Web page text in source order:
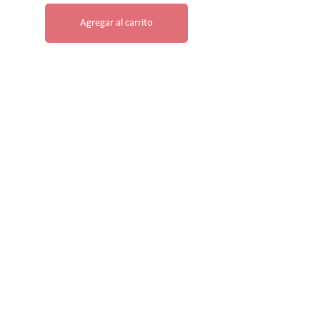
Agregar al carrito